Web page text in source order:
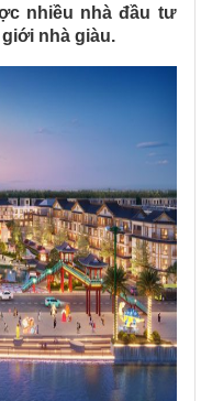
nhiều nhà đầu tư
nhà giàu.